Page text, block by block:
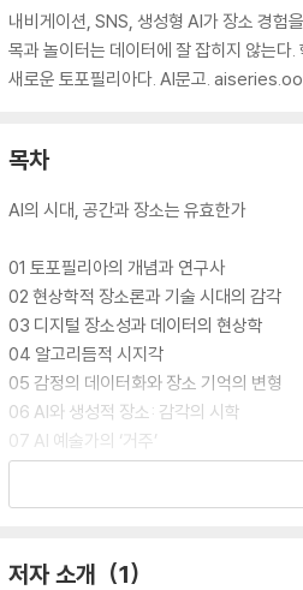
내비게이션, SNS, 생성형 AI가 장소 경험
목과 놀이터는 데이터에 잘 잡히지 않는다
새로운 토포필리아다. AI문고.
목차
AI의 시대, 공간과 장소는 유효한가
01 토포필리아의 개념과 연구사
02 현상학적 장소론과 기술 시대의 감각
03 디지털 장소성과 데이터의 현상학
04 알고리듬적 시지각
05 감정의 데이터화와 장소 기억의 변형
06 AI와 생성적 장소: 감각의 시학
07 AI 예술가의 ‘거주’
08 토포필리아와 토포포비아
저자 소개 1